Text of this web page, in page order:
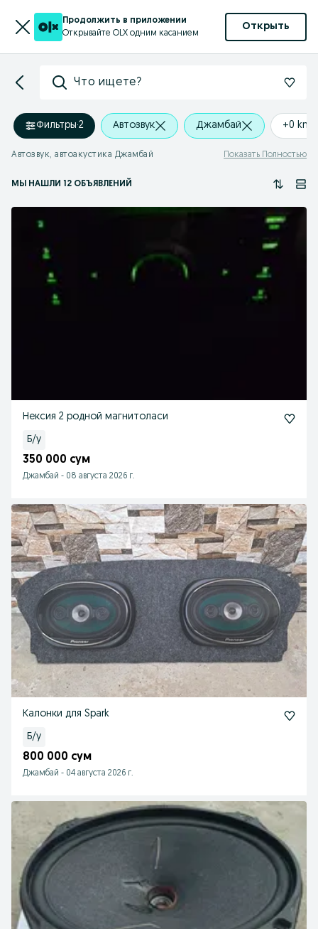
Продолжить в приложении
Открывайте OLX одним касанием
Открыть
Что ищете?
Фильтры·2 Автозвук Джамбай +0 km
Автозвук, автоакустика Джамбай Показать Полностью
МЫ НАШЛИ 12 ОБЪЯВЛЕНИЙ
Нексия 2 родной магнитоласи
Б/у
350 000 сум
Джамбай - 08 августа 2026 г.
Калонки для Spark
Б/у
800 000 сум
Джамбай - 04 августа 2026 г.